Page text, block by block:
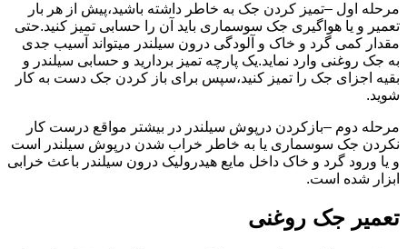
مرحله اول –تمیز کردن جک به خاطر داشته باشید،پیش از هر بار
تعمیر و یا هواگیری جک سوسماری باید آن را حسابی تمیز کنید.حتی
مقدار کمی گرد و خاک و آلودگی درون سیلندر میتواند آسیب جدی
به جک روغنی وارد نماید.یک پارچه تمیز بردارید و حسابی سیلندر و
بقیه اجزای جک را تمیز کنید،سپس برای باز کردن جک دست به کار
شوید.
مرحله دوم –بازکردن درپوش سیلندر در بیشتر مواقع درست کار
نکردن جک سوسماری یا به خاطر خراب شدن درپوش سیلندر است
و یا ورود گرد و خاک داخل مایع هیدرولیک درون سیلندر باعث خرابی
ابزار شده است.
تعمیر جک روغنی